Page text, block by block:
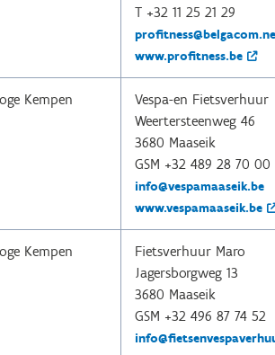
T +32 11 25 21 29
www.profitness.be
Kempen
Vespa-en Fietsverhuur
Weertersteenweg 46
3680 Maaseik
GSM +32 489 28 70 00
info@vespamaaseik.be
www.vespamaaseik.be
Kempen
Fietsverhuur Maro
Jagersborgweg 13
3680 Maaseik
GSM +32 496 87 74 52